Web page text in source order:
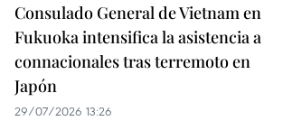
Consulado General de Vietnam en
Fukuoka intensifica la asistencia a
connacionales tras terremoto en
Japón
29/07/2026 13:26